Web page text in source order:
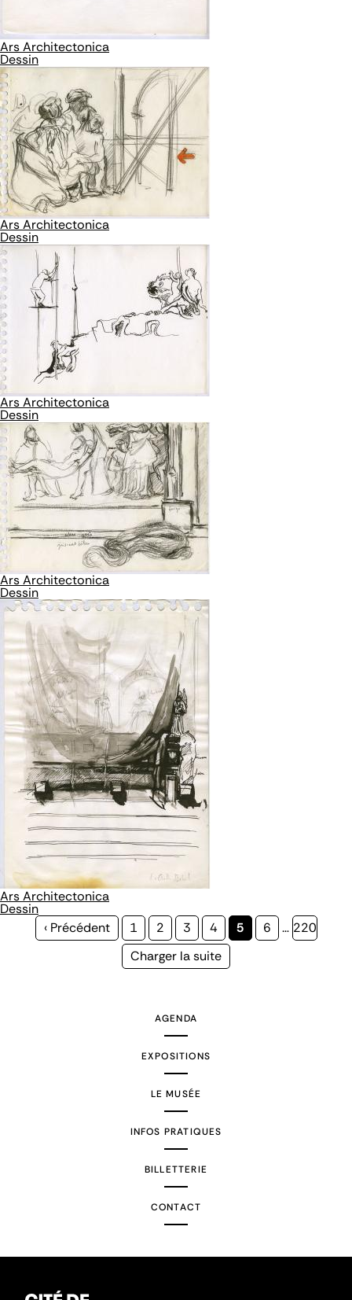
Ars Architectonica
Dessin
Ars Architectonica
Dessin
Ars Architectonica
Dessin
Ars Architectonica
Dessin
Ars Architectonica
Dessin
Page
‹ Précédent Page
1 Page
2 Page
3 Page
4
Page
5 Page
6 … Page
220
Page
Charger la suite
AGENDA
EXPOSITIONS
LE MUSÉE
INFOS PRATIQUES
BILLETTERIE
CONTACT